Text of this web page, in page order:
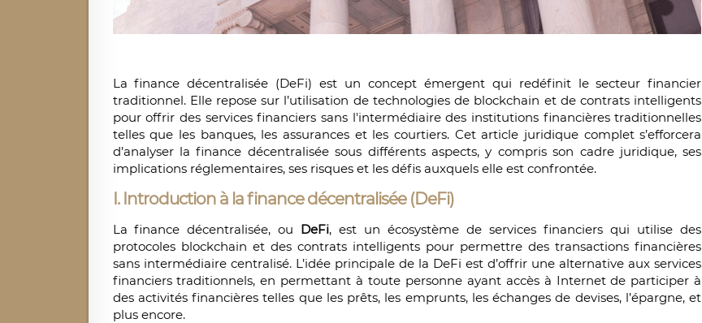
La finance décentralisée (DeFi) est un concept émergent qui redéfinit le secteur financier
traditionnel. Elle repose sur l’utilisation de technologies de blockchain et de contrats intelligents
pour offrir des services financiers sans l'intermédiaire des institutions financières traditionnelles
telles que les banques, les assurances et les courtiers. Cet article juridique complet s’efforcera
d’analyser la finance décentralisée sous différents aspects, y compris son cadre juridique, ses
implications réglementaires, ses risques et les défis auxquels elle est confrontée.
I. Introduction à la finance décentralisée (DeFi)
La finance décentralisée, ou DeFi, est un écosystème de services financiers qui utilise des
protocoles blockchain et des contrats intelligents pour permettre des transactions financières
sans intermédiaire centralisé. L’idée principale de la DeFi est d’offrir une alternative aux services
financiers traditionnels, en permettant à toute personne ayant accès à Internet de participer à
des activités financières telles que les prêts, les emprunts, les échanges de devises, l’épargne, et
plus encore.